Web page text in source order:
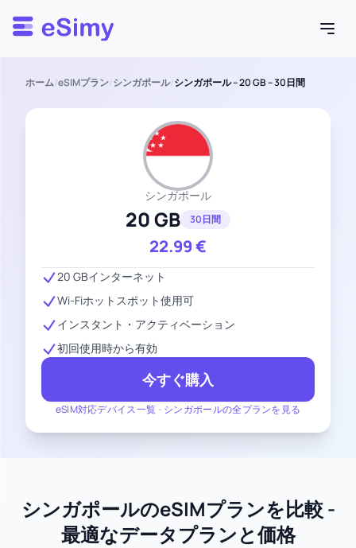
Esimy
ホーム/eSIMプラン/シンガポール/シンガポール – 20 GB – 30日間
シンガポール
20 GB 30日間
22.99€
eSIM対応デバイス一覧 - シンガポールの全プランを見る
20 GBインターネット
Wi-Fiホットスポット使用可
インスタント・アクティベーション
初回使用時から有効
今すぐ購入
シンガポールのeSIMプランを比較 -
最適なデータプランと価格